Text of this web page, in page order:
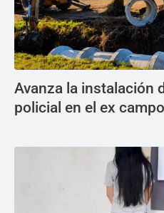
Avanza la instalación
policial en el ex